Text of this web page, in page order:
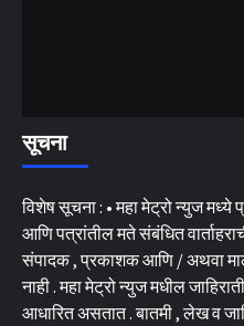
सूचना
विशेष सूचना : • महा मेट्रो न्युज मध्ये
आणि पत्रांतील मते संबंधित
संपादक , प्रकाशक आणि / अथवा
नाही . महा मेट्रो न्युज मधील
आधारित असतात . बातमी , लेख व